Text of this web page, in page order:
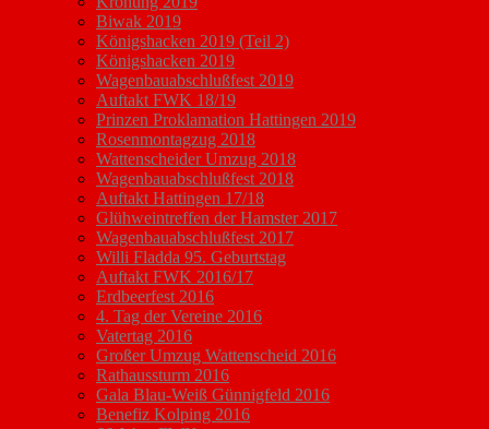
Biwak 2019
Königshacken 2019 (Teil 2)
Königshacken 2019
Wagenbauabschlußfest 2019
Auftakt FWK 18/19
Prinzen Proklamation Hattingen 2019
Rosenmontagzug 2018
Wattenscheider Umzug 2018
Wagenbauabschlußfest 2018
Auftakt Hattingen 17/18
Glühweintreffen der Hamster 2017
Wagenbauabschlußfest 2017
Willi Fladda 95. Geburtstag
Auftakt FWK 2016/17
Erdbeerfest 2016
4. Tag der Vereine 2016
Vatertag 2016
Großer Umzug Wattenscheid 2016
Rathaussturm 2016
Gala Blau-Weiß Günnigfeld 2016
Benefiz Kolping 2016